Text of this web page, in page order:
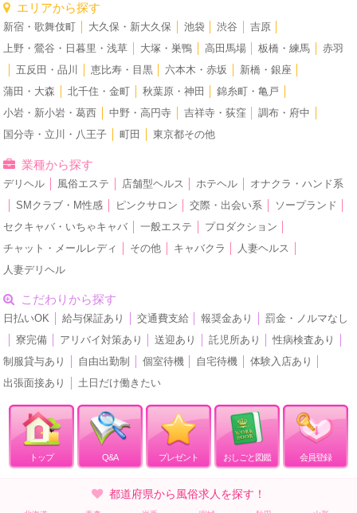
エリアから探す
新宿・歌舞伎町 大久保・新大久保 池袋 渋谷 吉原
上野・鶯谷・日暮里・浅草
大塚・巣鴨 高田馬場 板橋・練馬
赤羽
五反田・品川 恵比寿・目黒 六本木・赤坂 新橋・銀座
蒲田・大森
北千住・金町 秋葉原・神田 錦糸町・亀戸
小岩・新小岩・葛西
中野・高円寺 吉祥寺・荻窪 調布・府中
国分寺・立川・八王子
町田 東京都その他
業種から探す
デリヘル 風俗エステ 店舗型ヘルス ホテヘル
オナクラ・ハンド系
SMクラブ・M性感 ピンクサロン 交際・出会い系 ソープランド
セクキャバ・いちゃキャバ
一般エステ プロダクション
チャット・メールレディ
その他 キャバクラ 人妻ヘルス
人妻デリヘル
こだわりから探す
日払いOK 給与保証あり 交通費支給 報奨金あり
罰金・ノルマなし
寮完備 アリバイ対策あり 送迎あり 託児所あり 性病検査あり
制服貸与あり
自由出勤制 個室待機 自宅待機 体験入店あり
出張面接あり
土日だけ働きたい
トップ Q&A プレゼント おしごと図鑑 会員登録
都道府県から風俗求人を探す！